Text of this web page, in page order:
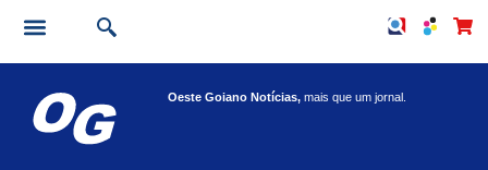
Oeste Goiano Notícias,mais que um jornal.